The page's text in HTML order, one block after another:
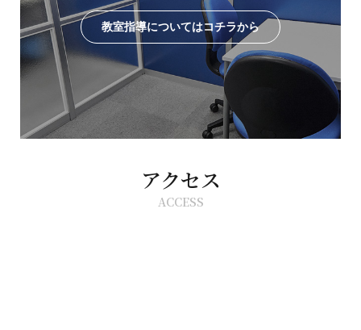
教室指導についてはコチラから
アクセス
ACCESS